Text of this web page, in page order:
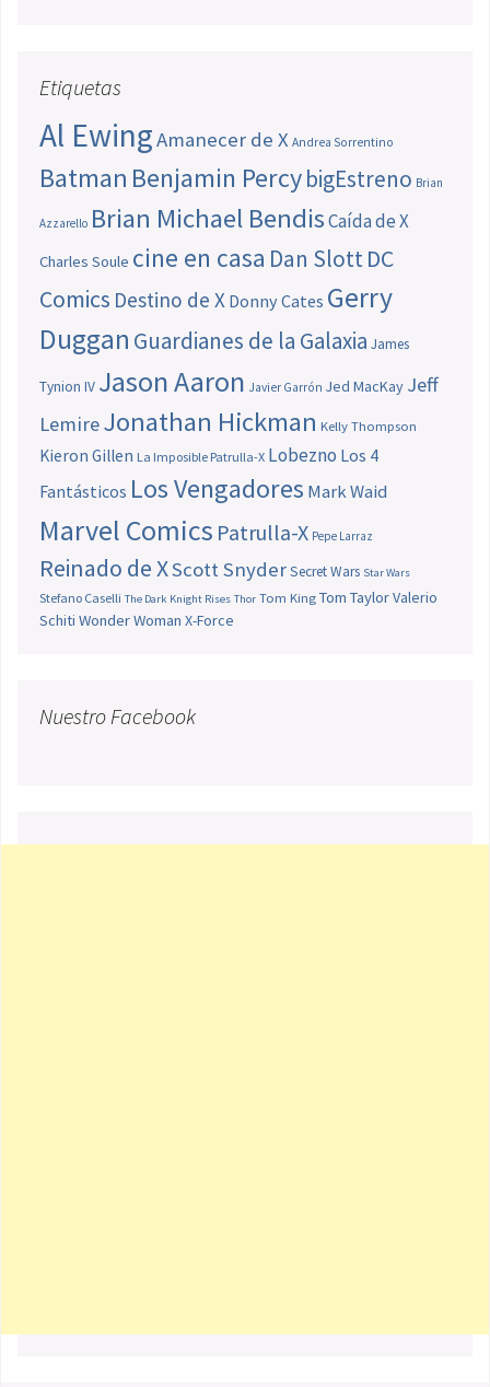
Etiquetas
Al EwingAmanecer de X Andrea Sorrentino
Batman Benjamin PercybigEstreno Brian
Azzarello Brian Michael BendisCaída de X
Charles Soule cine en casa Dan SlottDC
Comics Destino de X Donny Cates Gerry
Duggan Guardianes de la Galaxia James
Tynion IV Jason Aaron Javier Garrón Jed MacKay Jeff
LemireJonathan Hickman Kelly Thompson
Kieron Gillen La Imposible Patrulla-X Lobezno Los 4
Fantásticos Los Vengadores Mark Waid
Marvel Comics Patrulla-X Pepe Larraz
Reinado de XScott SnyderSecret Wars Star Wars
Stefano Caselli The Dark Knight Rises Thor Tom King Tom TaylorValerio
Schiti Wonder Woman X-Force
Nuestro Facebook